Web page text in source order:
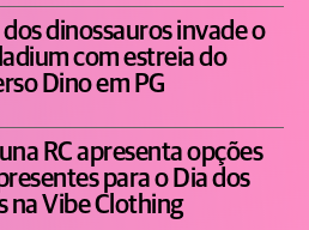
dos dinossauros invade o
com estreia do
Dino em PG
RC apresenta opções
para o Dia dos
na Vibe Clothing